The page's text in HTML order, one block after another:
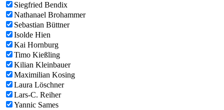
Siegfried Bendix
Nathanael Brohammer
Sebastian Büttner
Isolde Hien
Kai Hornburg
Timo Kießling
Kilian Kleinbauer
Maximilian Kosing
Laura Löschner
Lars-C. Reiher
Yannic Sames